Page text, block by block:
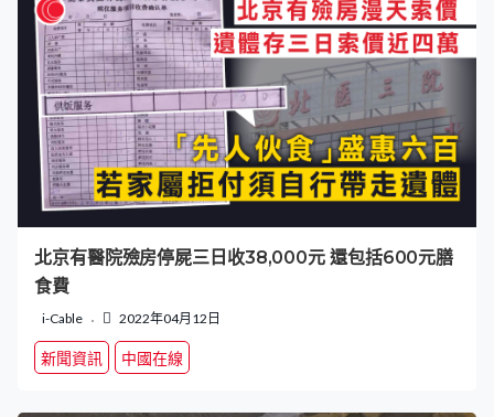
北京有醫院殮房停屍三日收38,000元 還包括600元膳
食費
i-Cable 2022年04月12日
新聞資訊 中國在線